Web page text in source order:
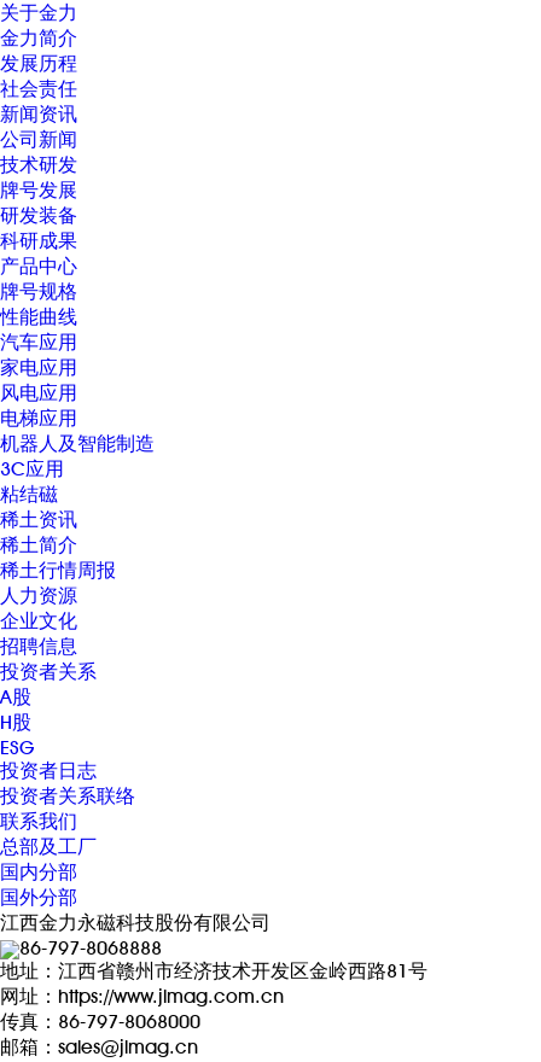
关于金力
金力简介
发展历程
社会责任
新闻资讯
公司新闻
技术研发
牌号发展
研发装备
科研成果
产品中心
牌号规格
性能曲线
汽车应用
家电应用
风电应用
电梯应用
机器人及智能制造
3C应用
粘结磁
稀土资讯
稀土简介
稀土行情周报
人力资源
企业文化
招聘信息
投资者关系
A股
H股
ESG
投资者日志
投资者关系联络
联系我们
总部及工厂
国内分部
国外分部
江西金力永磁科技股份有限公司
86-797-8068888
地址：江西省赣州市经济技术开发区金岭西路81号
网址：https://www.jlmag.com.cn
传真：86-797-8068000
邮箱：sales@jlmag.cn